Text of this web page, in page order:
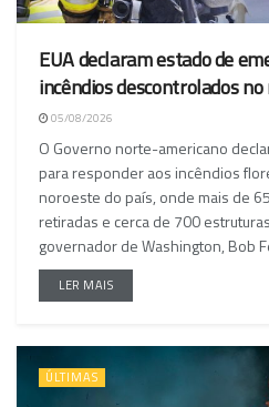
EUA declaram estado de
incêndios descontrolados
05/08/2026
O Governo norte-americano
para responder aos incêndios
noroeste do país, onde mais de
retiradas e cerca de 700
governador de Washington, Bob
LER MAIS
ÚLTIMAS